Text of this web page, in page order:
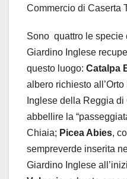
Commercio di Caserta
Sono quattro le specie
Giardino Inglese
questo luogo: Catalpa
albero richiesto
Inglese della Reggia
abbellire la
Chiaia; Picea Abies,
sempreverde inserita
Giardino Inglese